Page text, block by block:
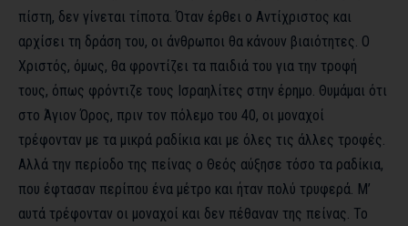
πίστη, δεν γίνεται τίποτα. Όταν έρθει ο Αντίχριστος και
αρχίσει τη δράση του, οι άνθρωποι θα κάνουν βιαιότητες. Ο
Χριστός, όμως, θα φροντίζει τα παιδιά του για την τροφή
τους, όπως φρόντιζε τους Ισραηλίτες στην έρημο. Θυμάμαι ότι
στο Άγιον Όρος, πριν τον πόλεμο του 40, οι μοναχοί
τρέφονταν με τα μικρά ραδίκια και με όλες τις άλλες τροφές.
Αλλά την περίοδο της πείνας ο Θεός αύξησε τόσο τα ραδίκια,
που έφτασαν περίπου ένα μέτρο και ήταν πολύ τρυφερά. Μ’
αυτά τρέφονταν οι μοναχοί και δεν πέθαναν της πείνας. Το